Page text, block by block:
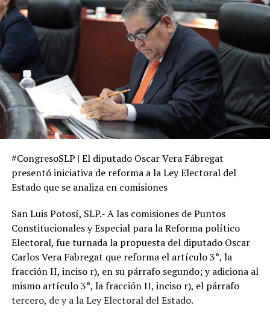
#CongresoSLP | El diputado Oscar Vera Fábregat
presentó iniciativa de reforma a la Ley Electoral del
Estado que se analiza en comisiones
San Luis Potosí, SLP.- A las comisiones de Puntos
Constitucionales y Especial para la Reforma político
Electoral, fue turnada la propuesta del diputado Oscar
Carlos Vera Fabregat que reforma el artículo 3°, la
fracción II, inciso r), en su párrafo segundo; y adiciona al
mismo artículo 3°, la fracción II, inciso r), el párrafo
tercero, de y a la Ley Electoral del Estado.